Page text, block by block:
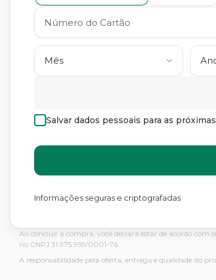
Salvar dados pessoais para as
Informações seguras e criptografadas
Ao concluir a compra, você declara estar de acordo com
no CNPJ 31.975.959/0001-76.
A responsabilidade pela oferta, entrega e qualidade do